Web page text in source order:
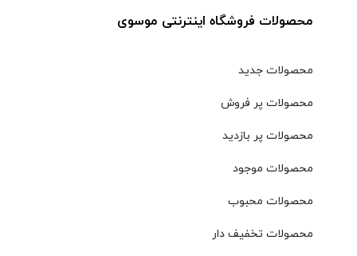
محصولات جدید
محصولات پر فروش
محصولات پر بازدید
محصولات موجود
محصولات محبوب